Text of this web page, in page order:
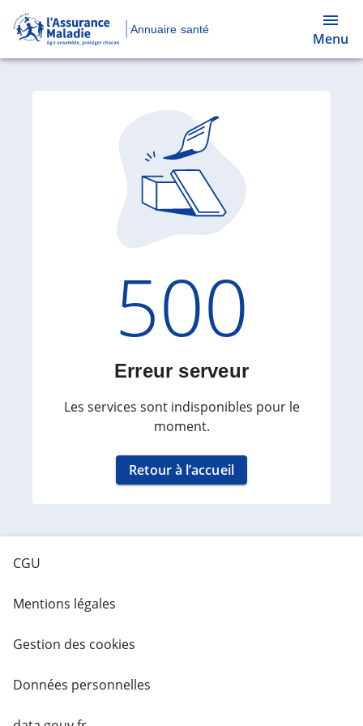
Annuaire santé
Menu
Code
500
Erreur serveur
Les services sont indisponibles pour le
moment.
Retour à l’accueil
CGU
Mentions légales
Gestion des cookies
Données personnelles